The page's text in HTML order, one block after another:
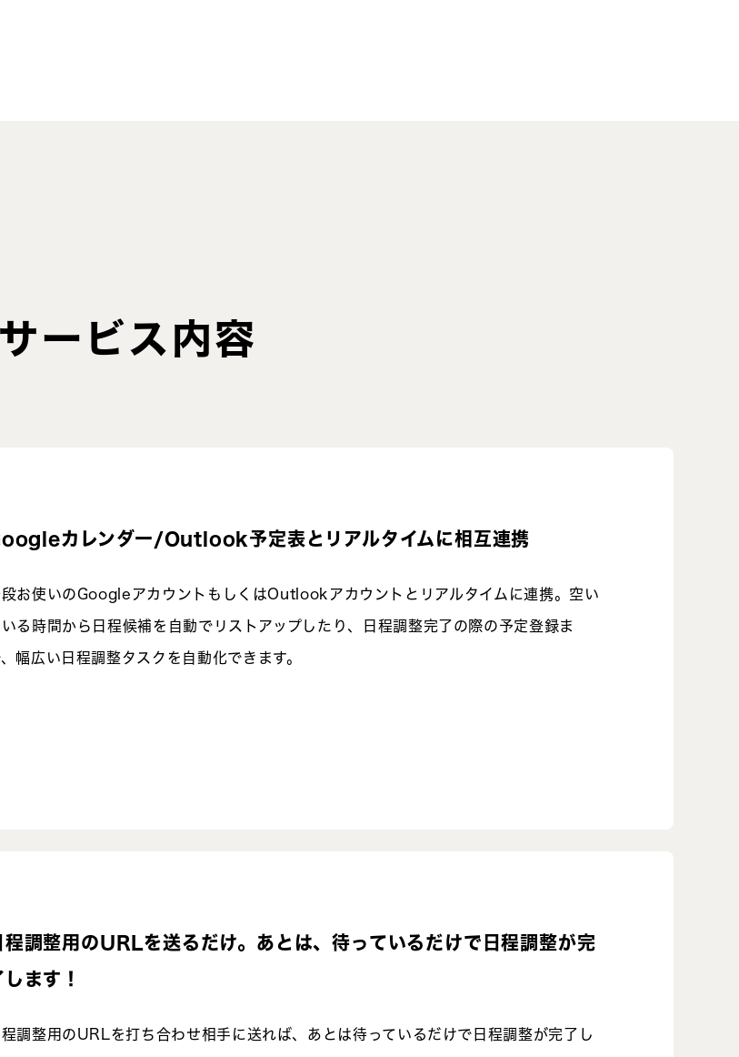
サービス内容
カレンダー/Outlook予定表とリアルタイムに相互連携
段お使いのGoogleアカウントもしくはOutlookアカウントとリアルタイムに連携。空い
る時間から日程候補を自動でリストアップしたり、日程調整完了の際の予定登録ま
幅広い日程調整タスクを自動化できます。
程調整用のURLを送るだけ。あとは、待っているだけで日程調整が完
します！
程調整用のURLを打ち合わせ相手に送れば、あとは待っているだけで日程調整が完了し